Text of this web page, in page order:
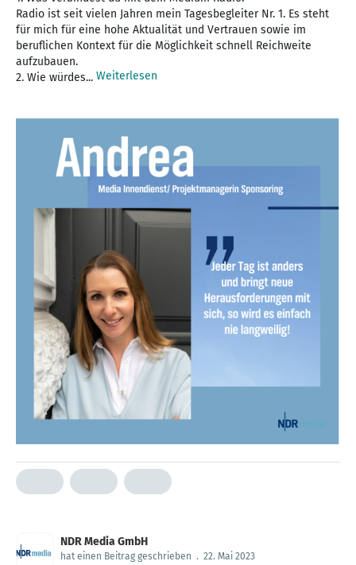
Radio ist seit vielen Jahren mein Tagesbegleiter Nr. 1. Es steht
für mich für eine hohe Aktualität und Vertrauen sowie im
beruflichen Kontext für die Möglichkeit schnell Reichweite
aufzubauen.
2. Wie würdes... Weiterlesen
NDR Media GmbH
hat einen Beitrag geschrieben . 22. Mai 2023